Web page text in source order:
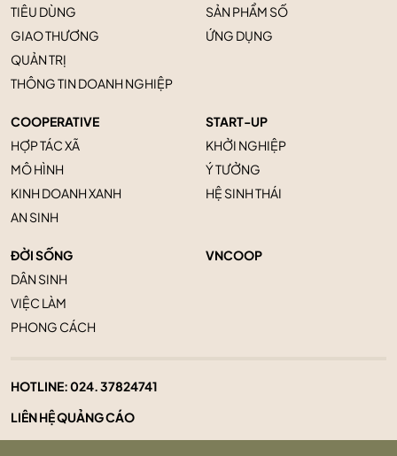
TIÊU DÙNG
GIAO THƯƠNG
QUẢN TRỊ
THÔNG TIN DOANH NGHIỆP
SẢN PHẨM SỐ
ỨNG DỤNG
COOPERATIVE
HỢP TÁC XÃ
MÔ HÌNH
KINH DOANH XANH
AN SINH
START-UP
KHỞI NGHIỆP
Ý TƯỞNG
HỆ SINH THÁI
ĐỜI SỐNG
DÂN SINH
VIỆC LÀM
PHONG CÁCH
VNCOOP
HOTLINE:024. 37824741
LIÊN HỆ QUẢNG CÁO